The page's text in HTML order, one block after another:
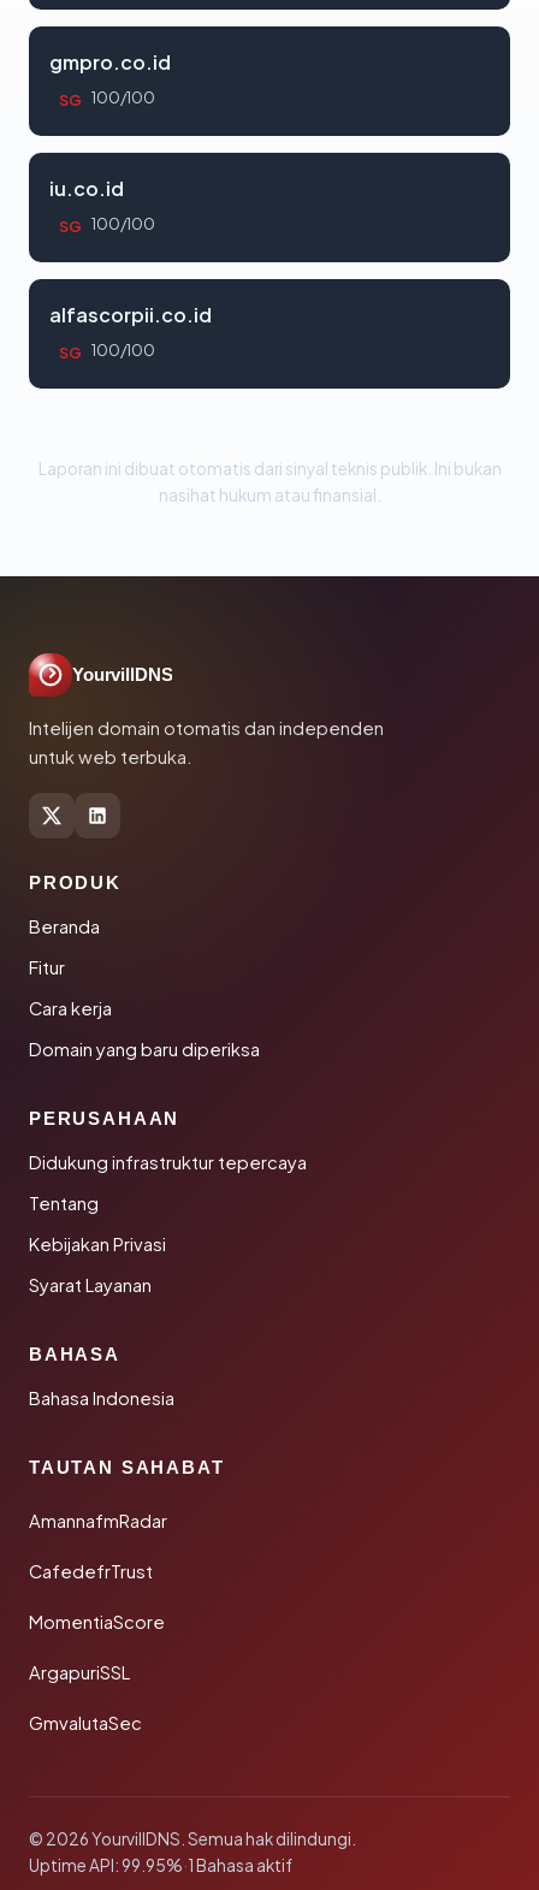
gmpro.co.id
SG 100/100
iu.co.id
SG 100/100
alfascorpii.co.id
SG 100/100
Laporan ini dibuat otomatis dari sinyal teknis publik. Ini bukan
nasihat hukum atau finansial.
YourvillDNS
Intelijen domain otomatis dan independen
untuk web terbuka.
PRODUK
Beranda
Fitur
Cara kerja
Domain yang baru diperiksa
PERUSAHAAN
Didukung infrastruktur tepercaya
Tentang
Kebijakan Privasi
Syarat Layanan
BAHASA
Bahasa Indonesia
TAUTAN SAHABAT
AmannafmRadar
CafedefrTrust
MomentiaScore
ArgapuriSSL
GmvalutaSec
© 2026 YourvillDNS. Semua hak dilindungi.
Uptime API: 99.95%·1 Bahasa aktif